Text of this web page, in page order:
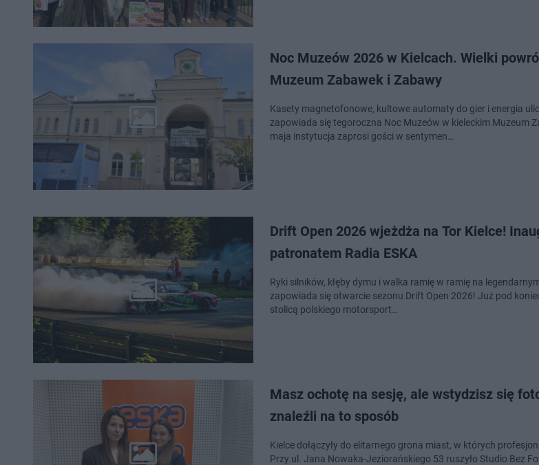
Noc Muzeów 2026 w Kielcach. Wielki
Muzeum Zabawek i Zabawy
Kasety magnetofonowe, kultowe automaty do gier i energia
zapowiada się tegoroczna Noc Muzeów w kieleckim Muzeum
maja instytucja zaprosi gości w sentymen…
Drift Open 2026 wjeżdża na Tor Kielce!
patronatem Radia ESKA
Ryki silników, kłęby dymu i walka ramię w ramię na
zapowiada się otwarcie sezonu Drift Open 2026! Już pod
stolicą polskiego motorsport…
Masz ochotę na sesję, ale wstydzisz się
znaleźli na to sposób
Kielce dołączyły do elitarnego grona miast, w których
Przy ul. Jana Nowaka-Jeziorańskiego 53 ruszyło Studio Bez